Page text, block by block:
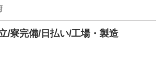
/寮完備/日払い/工場・製造